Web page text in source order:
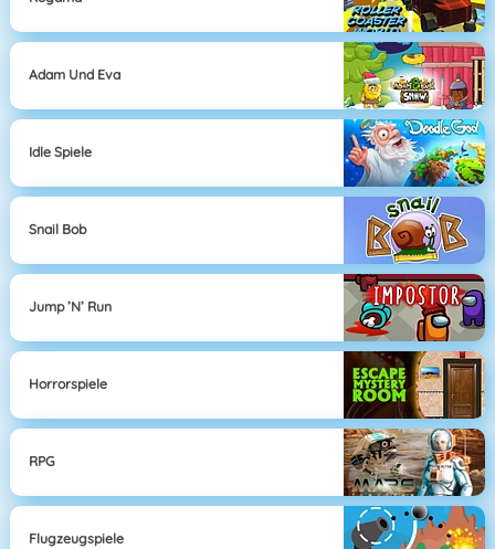
Adam Und Eva
Idle Spiele
Snail Bob
Jump ’n’ Run
Horrorspiele
RPG
Flugzeugspiele